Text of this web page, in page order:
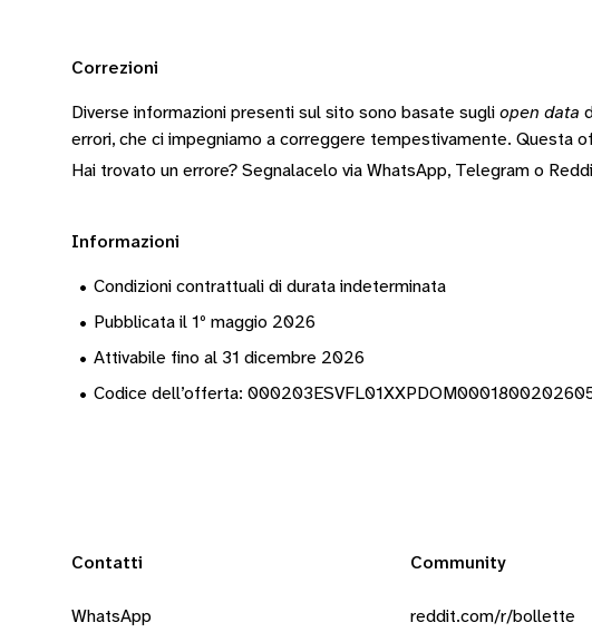
Correzioni
Diverse informazioni presenti sul sito sono basate sugli open data
errori, che ci impegniamo a correggere tempestivamente. Questa
Hai trovato un errore? Segnalacelo via WhatsApp, Telegram o
Informazioni
• Condizioni contrattuali di durata indeterminata
• Pubblicata il 1º maggio 2026
• Attivabile fino al 31 dicembre 2026
• Codice dell’offerta:
Contatti
WhatsApp
Community
reddit.com/r/bollette